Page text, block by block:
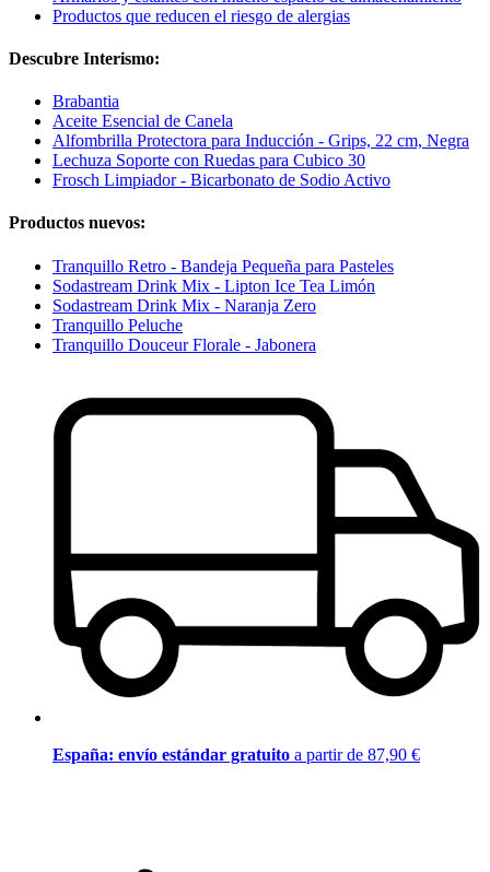
Productos que reducen el riesgo de alergias
Descubre Interismo:
Brabantia
Aceite Esencial de Canela
Alfombrilla Protectora para Inducción - Grips, 22 cm, Negra
Lechuza Soporte con Ruedas para Cubico 30
Frosch Limpiador - Bicarbonato de Sodio Activo
Productos nuevos:
Tranquillo Retro - Bandeja Pequeña para Pasteles
Sodastream Drink Mix - Lipton Ice Tea Limón
Sodastream Drink Mix - Naranja Zero
Tranquillo Peluche
Tranquillo Douceur Florale - Jabonera
España: envío estándar gratuito a partir de 87,90 €